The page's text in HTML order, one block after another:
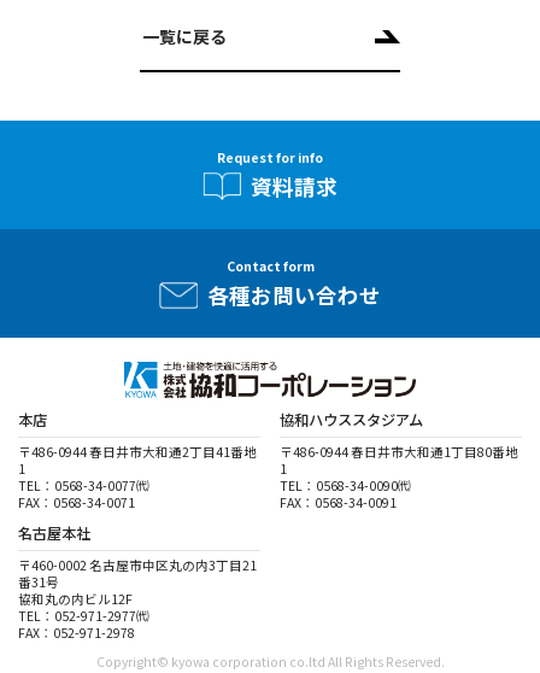
一覧に戻る
Request for info
資料請求
Contact form
各種お問い合わせ
本店
〒486-0944 春日井市大和通2丁目41番地
1
TEL：0568-34-0077㈹
FAX：0568-34-0071
協和ハウススタジアム
〒486-0944 春日井市大和通1丁目80番地
1
TEL：0568-34-0090㈹
FAX：0568-34-0091
名古屋本社
〒460-0002 名古屋市中区丸の内3丁目21
番31号
協和丸の内ビル12F
TEL：052-971-2977㈹
FAX：052-971-2978
Copyright© kyowa corporation co.ltd All Rights Reserved.